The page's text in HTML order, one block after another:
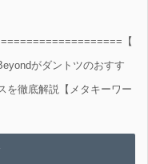
【
がダントツのおすす
を徹底解説【メタキーワー